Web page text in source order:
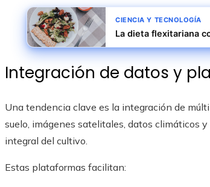
CIENCIA Y TECNOLOGÍA
La dieta flexitariana
Integración de datos y
Una tendencia clave es la integración de
suelo, imágenes satelitales, datos climáticos
integral del cultivo.
Estas plataformas facilitan: